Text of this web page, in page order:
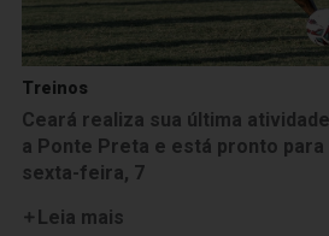
Treinos
Ceará realiza sua última
a Ponte Preta e está pronto
sexta-feira, 7
Leia mais